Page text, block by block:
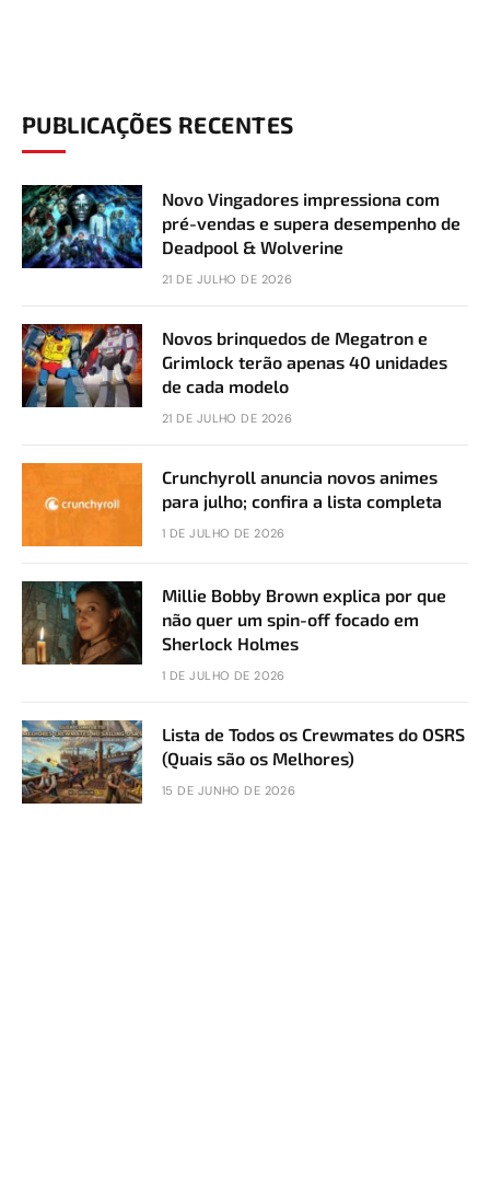
PUBLICAÇÕES RECENTES
Novo Vingadores impressiona com
pré-vendas e supera desempenho de
Deadpool & Wolverine
21 DE JULHO DE 2026
Novos brinquedos de Megatron e
Grimlock terão apenas 40 unidades
de cada modelo
21 DE JULHO DE 2026
Crunchyroll anuncia novos animes
para julho; confira a lista completa
1 DE JULHO DE 2026
Millie Bobby Brown explica por que
não quer um spin-off focado em
Sherlock Holmes
1 DE JULHO DE 2026
Lista de Todos os Crewmates do OSRS
(Quais são os Melhores)
15 DE JUNHO DE 2026